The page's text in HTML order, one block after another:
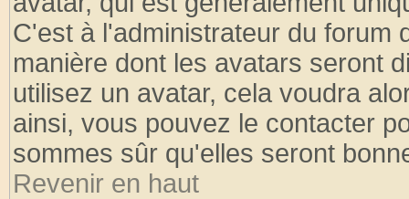
C'est à l'administrateur du forum
manière dont les avatars seront
utilisez un avatar, cela voudra
ainsi, vous pouvez le contacter
sommes sûr qu'elles seront
Revenir en haut